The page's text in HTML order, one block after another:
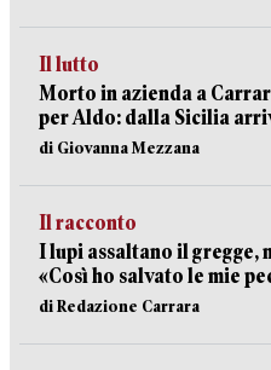
Il lutto
Morto in azienda a
per Aldo: dalla Sicilia
di Giovanna Mezzana
Il racconto
I lupi assaltano il gregge,
«Così ho salvato le mie
di Redazione Carrara